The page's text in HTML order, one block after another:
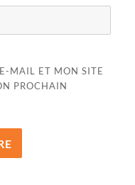
MAIL ET MON SITE
PROCHAIN